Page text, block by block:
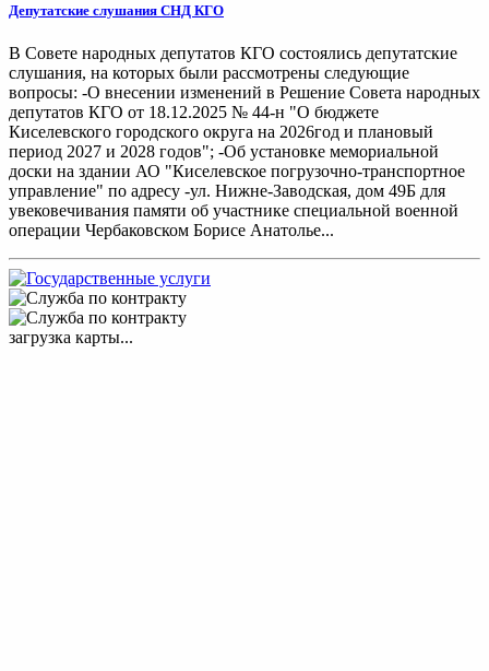
Депутатские слушания СНД КГО
В Совете народных депутатов КГО состоялись депутатские
слушания, на которых были рассмотрены следующие
вопросы: -О внесении изменений в Решение Совета народных
депутатов КГО от 18.12.2025 № 44-н "О бюджете
Киселевского городского округа на 2026год и плановый
период 2027 и 2028 годов"; -Об установке мемориальной
доски на здании АО "Киселевское погрузочно-транспортное
управление" по адресу -ул. Нижне-Заводская, дом 49Б для
увековечивания памяти об участнике специальной военной
операции Чербаковском Борисе Анатолье...
загрузка карты...